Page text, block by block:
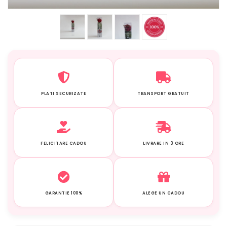
PLATI SECURIZATE TRANSPORT GRATUIT
FELICITARE CADOU LIVRARE IN 3 ORE
GARANTIE 100% ALEGE UN CADOU